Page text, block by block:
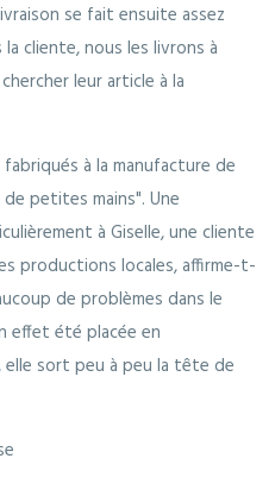
se fait ensuite assez
cliente, nous les livrons à
leur article à la
à la manufacture de
petites mains". Une
à Giselle, une cliente
productions locales, affirme-t-
de problèmes dans le
effet été placée en
elle sort peu à peu la tête de